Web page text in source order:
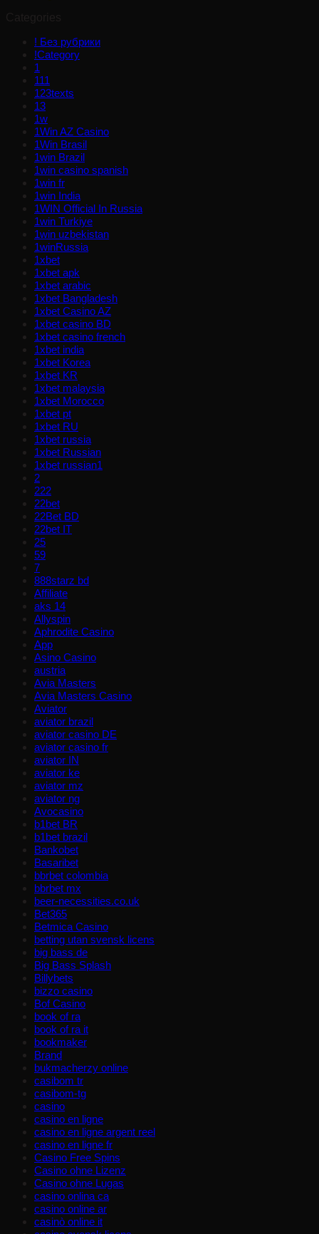
! Без рубрики
!Category
1
111
123texts
13
1w
1Win AZ Casino
1Win Brasil
1win Brazil
1win casino spanish
1win fr
1win India
1WIN Official In Russia
1win Turkiye
1win uzbekistan
1winRussia
1xbet
1xbet apk
1xbet arabic
1xbet Bangladesh
1xbet Casino AZ
1xbet casino BD
1xbet casino french
1xbet india
1xbet Korea
1xbet KR
1xbet malaysia
1xbet Morocco
1xbet pt
1xbet RU
1xbet russia
1xbet Russian
1xbet russian1
2
222
22bet
22Bet BD
22bet IT
25
59
7
888starz bd
Affiliate
aks 14
Allyspin
Aphrodite Casino
App
Asino Casino
austria
Avia Masters
Avia Masters Casino
Aviator
aviator brazil
aviator casino DE
aviator casino fr
aviator IN
aviator ke
aviator mz
aviator ng
Avocasino
b1bet BR
b1bet brazil
Bankobet
Basaribet
bbrbet colombia
bbrbet mx
beer-necessities.co.uk
Bet365
Betmica Casino
betting utan svensk licens
big bass de
Big Bass Splash
Billybets
bizzo casino
Bof Casino
book of ra
book of ra it
bookmaker
Brand
bukmacherzy online
casibom tr
casibom-tg
casino
casino en ligne
casino en ligne argent reel
casino en ligne fr
Casino Free Spins
Casino ohne Lizenz
Casino ohne Lugas
casino onlina ca
casino online ar
casinò online it